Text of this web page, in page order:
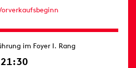
im Foyer I. Rang